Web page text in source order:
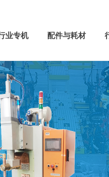
业专机 配件与耗材